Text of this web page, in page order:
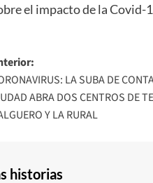
el impacto de la
LA SUBA DE
ABRA DOS CENTROS DE
Y LA RURAL
historias